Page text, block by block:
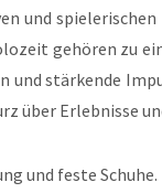
und
gehören zu
und stärkende
über Erlebnisse
und feste